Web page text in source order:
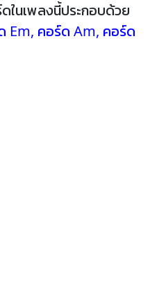
ในเพลงนี้ประกอบด้วย
Em, คอร์ด Am, คอร์ด